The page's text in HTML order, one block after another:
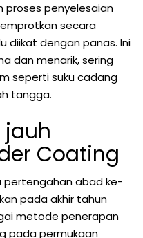
proses penyelesaian
secara
diikat dengan panas. Ini
dan menarik, sering
seperti suku cadang
tangga.
jauh
Coating
pertengahan abad ke-
pada akhir tahun
metode penerapan
pada permukaan